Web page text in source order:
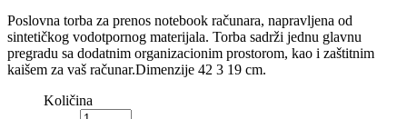
Poslovna torba za prenos notebook računara, napravljena od
sintetičkog vodotpornog materijala. Torba sadrži jednu glavnu
pregradu sa dodatnim organizacionim prostorom, kao i zaštitnim
kaišem za vaš računar.Dimenzije 42 3 19 cm.
Količina